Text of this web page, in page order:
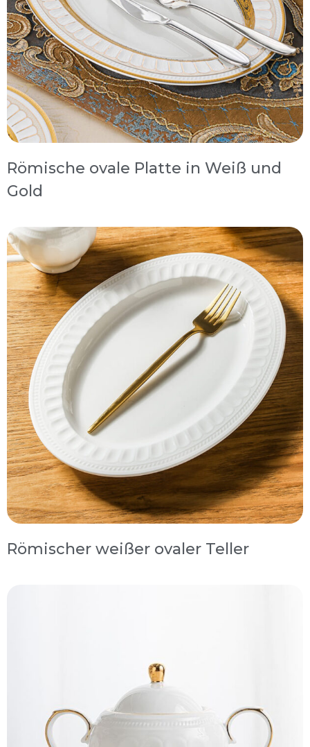
Römische ovale Platte in Weiß und
Gold
Römischer weißer ovaler Teller